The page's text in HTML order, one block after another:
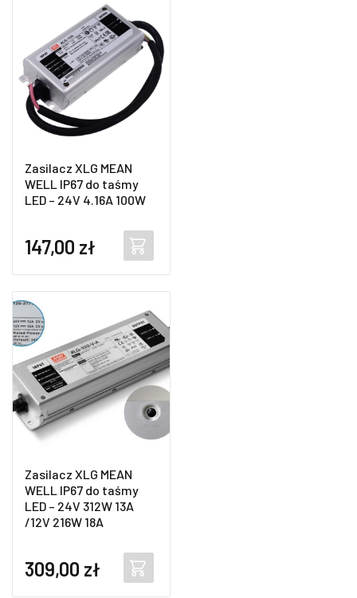
Zasilacz XLG MEAN
WELL IP67 do taśmy
LED – 24V 4.16A 100W
147,00 zł
Zasilacz XLG MEAN
WELL IP67 do taśmy
LED – 24V 312W 13A
/12V 216W 18A
309,00 zł